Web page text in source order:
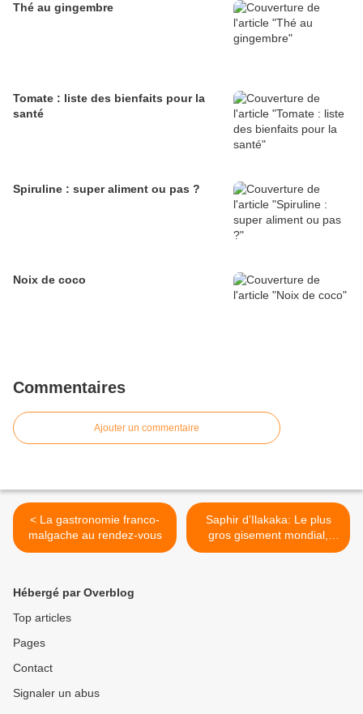
Thé au gingembre
Tomate : liste des bienfaits pour la
santé
Spiruline : super aliment ou pas ?
Noix de coco
Commentaires
Ajouter un commentaire
< La gastronomie franco-
malgache au rendez-vous
Saphir d’Ilakaka: Le plus
gros gisement mondial,
sans bénéfices pour le pays
Hébergé par Overblog
Top articles
Pages
Contact
Signaler un abus